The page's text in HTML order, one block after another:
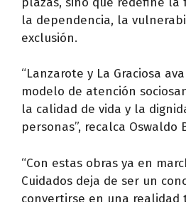
la dependencia, la
exclusión.
“Lanzarote y La Graciosa
modelo de atención
la calidad de vida y la
personas”, recalca Oswaldo
“Con estas obras ya en
Cuidados deja de ser un
convertirse en una realidad